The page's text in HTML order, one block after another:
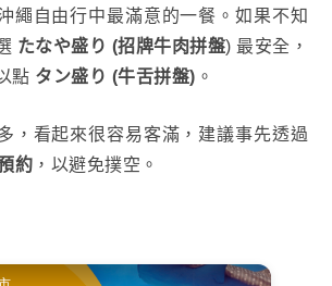
繩自由行中最滿意的一餐。如果不知
たなや盛り (招牌牛肉拼盤) 最安全，
點 タン盛り (牛舌拼盤) 。
，看起來很容易客滿，建議事先透過
約 ，以避免撲空。